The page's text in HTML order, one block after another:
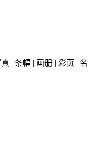
| 条幅 | 画册 | 彩页 | 名